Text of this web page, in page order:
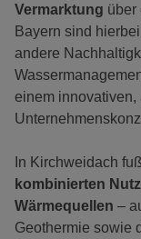
Vermarktung über
Bayern sind
andere
einem innovativen,
In Kirchweidach
kombinierten
Wärmequellen –
Geothermie sowie